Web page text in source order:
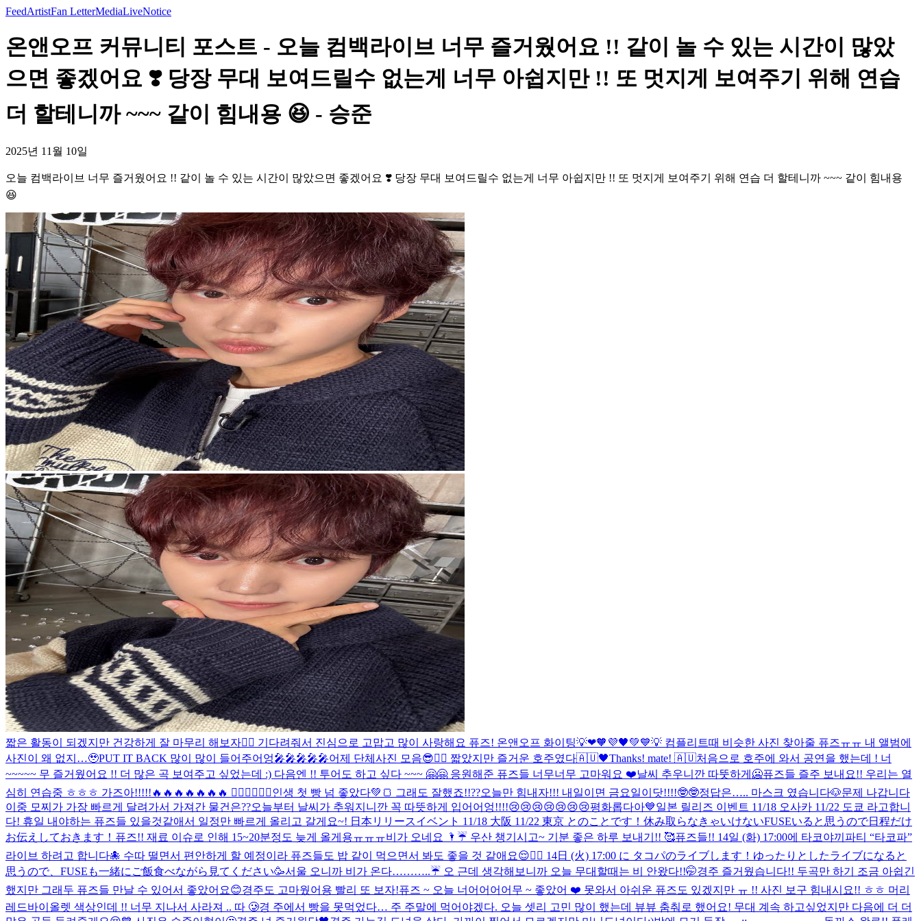
FeedArtistFan LetterMediaLiveNotice
온앤오프 커뮤니티 포스트 - 오늘 컴백라이브 너무 즐거웠어요 !! 같이 놀 수 있는 시간이 많았
으면 좋겠어요 ❣️ 당장 무대 보여드릴수 없는게 너무 아쉽지만 !! 또 멋지게 보여주기 위해 연습
더 할테니까 ~~~ 같이 힘내용 😆 - 승준
2025년 11월 10일
오늘 컴백라이브 너무 즐거웠어요 !! 같이 놀 수 있는 시간이 많았으면 좋겠어요 ❣️ 당장 무대 보여드릴수 없는게 너무 아쉽지만 !! 또 멋지게 보여주기 위해 연습 더 할테니까 ~~~ 같이 힘내용
😆
짧은 활동이 되겠지만 건강하게 잘 마무리 해보자❤️‍🔥 기다려줘서 진심으로 고맙고 많이 사랑해요 퓨즈! 온앤오프 화이팅💡❤🧡💜🖤💚💙💡 컴플리트때 비슷한 사진 찾아줄 퓨즈ㅠㅠ 내 앨범에
사진이 왜 없지…🥹PUT IT BACK 많이 많이 들어주어엉🎤🎤🎤🎤🎤어제 단체사진 모음😎✌🏻 짧았지만 즐거운 호주였다🇦🇺🖤Thanks! mate! 🇦🇺처음으로 호주에 와서 공연을 했는데 ! 너
~~~~~ 무 즐거웠어요 !! 더 많은 곡 보여주고 싶었는데 :) 다음엔 !! 투어도 하고 싶다 ~~~ 🤗🤗 응원해준 퓨즈들 너무너무 고마워요 ❤️날씨 추우니깐 따뚯하게🥶퓨즈들 즐주 보내요!! 우리는 열
심히 연습중 ㅎㅎㅎ 가즈아!!!!!🔥🔥🔥🔥🔥🔥🔥 ✌🏻✌🏻✌🏻인생 첫 빵 넘 좋았다💚🍞 그래도 잘했죠!!??오늘만 힘내자!!! 내일이면 금요일이닷!!!!🤓🤓정답은….. 마스크 였습니다🐶문제 나갑니다
이중 모찌가 가장 빠르게 달려가서 가져간 물건은??오늘부터 날씨가 추워지니깐 꼭 따뜻하게 입어어엉!!!!😢😢😢😢😢😢😢평화롭다아💙일본 릴리즈 이벤트 11/18 오사카 11/22 도쿄 라고합니
다! 휴일 내야하는 퓨즈들 있을것같애서 일정만 빠르게 올리고 갈게요~! 日本リリースイベント 11/18 大阪 11/22 東京 とのことです！休み取らなきゃいけないFUSEいると思うので日程だけ
お伝えしておきます！ 퓨즈!! 재료 이슈로 인해 15~20분정도 늦게 올게용ㅠㅠㅠ비가 오네요 🌂☔️ 우산 챙기시고~ 기분 좋은 하루 보내기!! 🥰퓨즈들!! 14일 (화) 17:00에 타코야끼파티 “타코파”
라이브 하려고 합니다🐙 수따 떨면서 편안하게 할 예정이라 퓨즈들도 밥 같이 먹으면서 봐도 좋을 것 같애요😌✌🏻 14日 (火) 17:00 に タコパのライブします！ゆったりとしたライブになると
思うので、FUSEも一緒にご飯食べながら見てください🥳서울 오니까 비가 온다………..☔️ 오 근데 생각해보니까 오늘 무대할때는 비 안왔다!!🤭경주 즐거웠습니다!! 두곡만 하기 조금 아쉽긴
했지만 그래두 퓨즈들 만날 수 있어서 좋았어요😊경주도 고마웠어용 빨리 또 보자!퓨즈 ~ 오늘 너어어어어무 ~ 좋았어 ❤️ 못와서 아쉬운 퓨즈도 있겠지만 ㅠ !! 사진 보구 힘내시요!! ㅎㅎ 머리
레드바이올렛 색상인데 !! 너무 지나서 사라져 .. 따 🥲경 주에서 빵을 못먹었다… 주 주말에 먹어야겠다. 오늘 셋리 고민 많이 했는데 뷰뷰 춤춰로 했어요! 무대 계속 하고싶었지만 다음에 더 더